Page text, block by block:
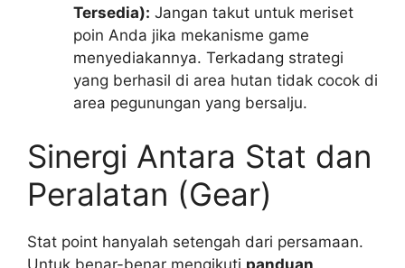
Tersedia): Jangan takut untuk meriset
poin Anda jika mekanisme game
menyediakannya. Terkadang strategi
yang berhasil di area hutan tidak cocok di
area pegunungan yang bersalju.
Sinergi Antara Stat dan
Peralatan (Gear)
Stat point hanyalah setengah dari persamaan.